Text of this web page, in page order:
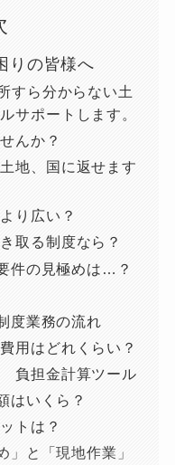
りの皆様へ
すら分からない土
サポートします。
んか？
地、国に返せます
り広い？
取る制度なら？
件の見極めは…？
度業務の流れ
用はどれくらい？
負担金計算ツール
はいくら？
トは？
」と「現地作業」